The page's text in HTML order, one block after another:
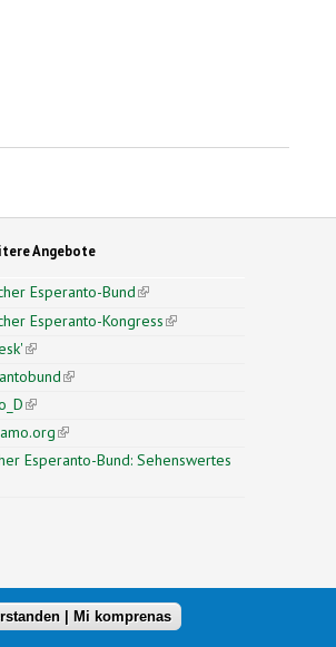
Angebote
Esperanto-Bund(link is external)
Esperanto-Kongress(link is external)
(link is external)
(link is external)
(link is external)
(link is external)
Esperanto-Bund: Sehenswertes
(link is external)
. | Mi komprenas